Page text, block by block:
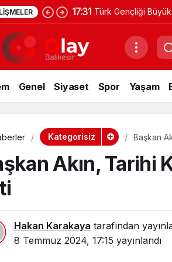
17:31 Türk Gençliği
Genel Siyaset Spor Yaşam
Kategorisiz Başkan
Akın, Tarihi
Hakan Karakaya tarafından
8 Temmuz 2024, 17:15 yayınlandı